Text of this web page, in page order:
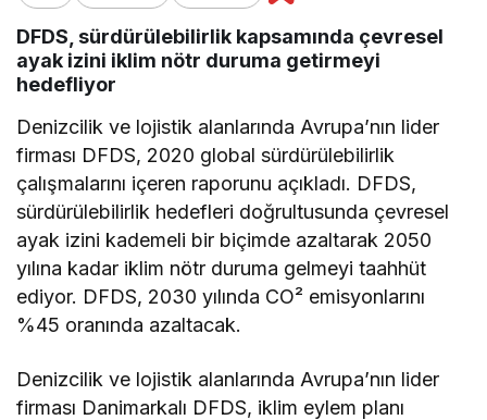
DFDS, sürdürülebilirlik kapsamında çevresel
ayak izini iklim nötr duruma getirmeyi
hedefliyor
Denizcilik ve lojistik alanlarında Avrupa’nın lider
firması DFDS, 2020 global sürdürülebilirlik
çalışmalarını içeren raporunu açıkladı. DFDS,
sürdürülebilirlik hedefleri doğrultusunda çevresel
ayak izini kademeli bir biçimde azaltarak 2050
yılına kadar iklim nötr duruma gelmeyi taahhüt
ediyor. DFDS, 2030 yılında CO² emisyonlarını
%45 oranında azaltacak.
Denizcilik ve lojistik alanlarında Avrupa’nın lider
firması Danimarkalı DFDS, iklim eylem planı